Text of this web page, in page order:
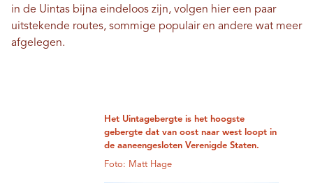
in de Uintas bijna eindeloos zijn, volgen hier een paar
uitstekende routes, sommige populair en andere wat meer
afgelegen.
Het Uintagebergte is het hoogste
gebergte dat van oost naar west loopt in
de aaneengesloten Verenigde Staten.
Foto: Matt Hage